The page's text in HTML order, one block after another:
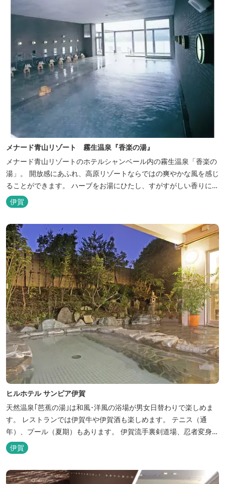
メナード青山リゾート 霧生温泉『香楽の湯』
メナード青山リゾートのホテルシャンベール内の霧生温泉「香楽の
湯」。 開放感にあふれ、高原リゾートならではの爽やかな風を感じ
ることができます。 ハーブをお湯にひたし、すがすがしい香りに心
あらわれる「香りの湯」は、特に女性の方に人気です。 その他、
広々とした空間とたっぷりのお湯が魅力の「大浴場」、高原の景色
を満喫できる「露天風呂」、さらに「ミストサウナ」の合計4種の
お湯をお楽しみいただけま...
伊賀
ヒルホテル サンピア伊賀
天然温泉｢芭蕉の湯｣は和風･洋風の浴場が男女日替わりで楽しめま
す。 レストランでは伊賀牛や伊賀酒も楽しめます。 テニス（通
年）、プール（夏期）もあります。 伊賀流手裏剣道場、忍者変身処
を常設しております。 ★ＨＰが新しくなりました！
http://www.hh-sunpia-iga.co.jp ※日替わりランチ、日替わり薬湯
などがタイムリーにチェックできます。
伊賀